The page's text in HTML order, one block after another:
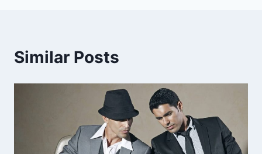
Similar Posts